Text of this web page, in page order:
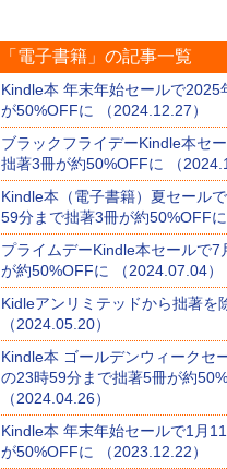
「電子書籍」の記事一覧
Kindle本 年末年始セールで2025
が50%OFFに （2024.12.27）
ブラックフライデーKindle本セ
拙著3冊が約50%OFFに （
Kindle本（電子書籍）夏セール
59分まで拙著3冊が約50%OFF
プライムデーKindle本セールで7
が約50%OFFに （2024.07.04）
Kidleアンリミテッドから拙著を
（2024.05.20）
Kindle本 ゴールデンウィークセ
の23時59分まで拙著5冊が約
（2024.04.26）
Kindle本 年末年始セールで1月
が50%OFFに （2023.12.22）